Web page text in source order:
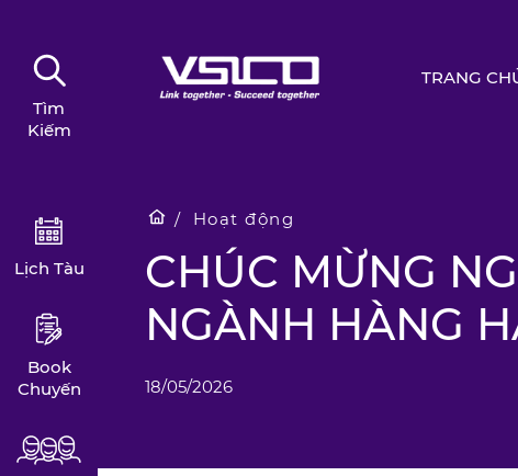
TRANG
Tìm
Kiếm
Lịch Tàu
Book
Chuyến
Hoạt động
CHÚC MỪNG
NGÀNH HÀNG
18/05/2026